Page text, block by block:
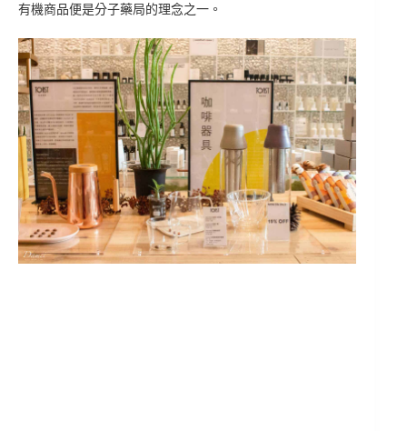
有機商品便是分子藥局的理念之一。